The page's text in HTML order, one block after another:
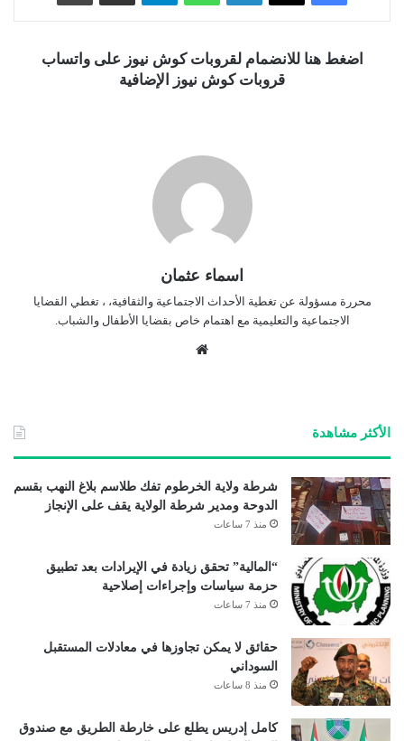
اضغط هنا للانضمام لقروبات كوش نيوز على واتساب
قروبات كوش نيوز الإضافية
اسماء عثمان
محررة مسؤولة عن تغطية الأحداث الاجتماعية والثقافية، ، تغطي القضايا
الاجتماعية والتعليمية مع اهتمام خاص بقضايا الأطفال والشباب.
الأكثر مشاهدة
شرطة ولاية الخرطوم تفك طلاسم بلاغ النهب بقسم
الدوحة ومدير شرطة الولاية يقف على الإنجاز
منذ 7 ساعات
“المالية” تحقق زيادة في الإيرادات بعد تطبيق
حزمة سياسات وإجراءات إصلاحية
منذ 7 ساعات
حقائق لا يمكن تجاوزها في معادلات المستقبل
السوداني
منذ 8 ساعات
كامل إدريس يطلع على خارطة الطريق مع صندوق